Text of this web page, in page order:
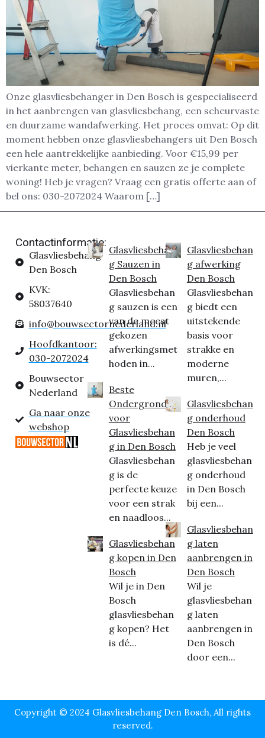
Onze glasvliesbehanger in Den Bosch is gespecialiseerd
in het aanbrengen van glasvliesbehang, een scheurvaste
en duurzame wandafwerking. Het proces omvat: Op dit
moment hebben onze glasvliesbehangers uit Den Bosch
een hele aantrekkelijke aanbieding. Voor €15,99 per
vierkante meter, behangen en sauzen ze je complete
woning! Heb je vragen? Vraag een gratis offerte aan of
bel ons: 030-2072024 Waarom […]
Contactinformatie:
Glasvliesbehang
Den Bosch
KVK:
58037640
info@bouwsectornederland.nl
Hoofdkantoor:
030-2072024
Bouwsector
Nederland
Ga naar onze
webshop
Glasvliesbehan
g Sauzen in
Den Bosch
Glasvliesbehan
g sauzen is een
van de meest
gekozen
afwerkingsmet
hoden in...
Beste
Ondergrond
voor
Glasvliesbehan
g in Den Bosch
Glasvliesbehan
g is de
perfecte keuze
voor een strak
en naadloos...
Glasvliesbehan
g kopen in Den
Bosch
Wil je in Den
Bosch
glasvliesbehan
g kopen? Het
is dé...
Glasvliesbehan
g afwerking
Den Bosch
Glasvliesbehan
g biedt een
uitstekende
basis voor
strakke en
moderne
muren,...
Glasvliesbehan
g onderhoud
Den Bosch
Heb je veel
glasvliesbehan
g onderhoud
in Den Bosch
bij een...
Glasvliesbehan
g laten
aanbrengen in
Den Bosch
Wil je
glasvliesbehan
g laten
aanbrengen in
Den Bosch
door een...
Copyright © 2024 Glasvliesbehang Den Bosch, All rights
reserved.